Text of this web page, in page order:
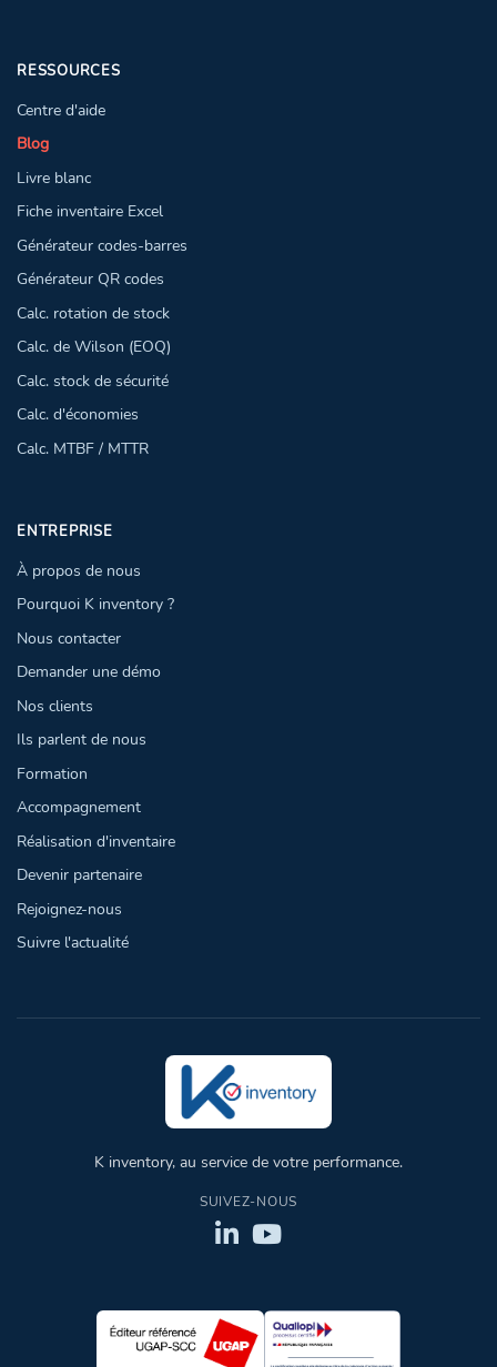
RESSOURCES
Centre d'aide
Blog
Livre blanc
Fiche inventaire Excel
Générateur codes-barres
Générateur QR codes
Calc. rotation de stock
Calc. de Wilson (EOQ)
Calc. stock de sécurité
Calc. d'économies
Calc. MTBF / MTTR
ENTREPRISE
À propos de nous
Pourquoi K inventory ?
Nous contacter
Demander une démo
Nos clients
Ils parlent de nous
Formation
Accompagnement
Réalisation d'inventaire
Devenir partenaire
Rejoignez-nous
Suivre l'actualité
K inventory, au service de votre performance.
SUIVEZ-NOUS